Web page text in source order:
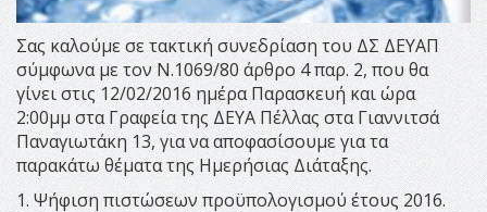
Σας καλούμε σε τακτική συνεδρίαση του ΔΣ ΔΕΥΑΠ
σύμφωνα με τον Ν.1069/80 άρθρο 4 παρ. 2, που θα
γίνει στις 12/02/2016 ημέρα Παρασκευή και ώρα
2:00μμ στα Γραφεία της ΔΕΥΑ Πέλλας στα Γιαννιτσά
Παναγιωτάκη 13, για να αποφασίσουμε για τα
παρακάτω θέματα της Ημερήσιας Διάταξης.
1. Ψήφιση πιστώσεων προϋπολογισμού έτους 2016.